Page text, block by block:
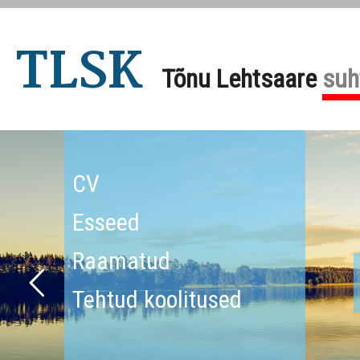
TLSK Tõnu Lehtsaare
CV
Esseed
Raamatud
Tehtud koolitused